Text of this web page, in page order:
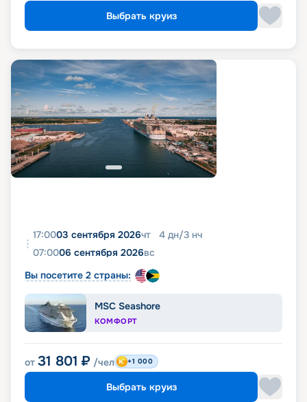
Выбрать круиз
17:0003 сентября 2026чт 4 дн/3 нч
07:0006 сентября 2026вс
Вы посетите 2 страны:
MSC Seashore
КОМФОРТ
от 31 801 ₽ /чел +1 000
Выбрать круиз